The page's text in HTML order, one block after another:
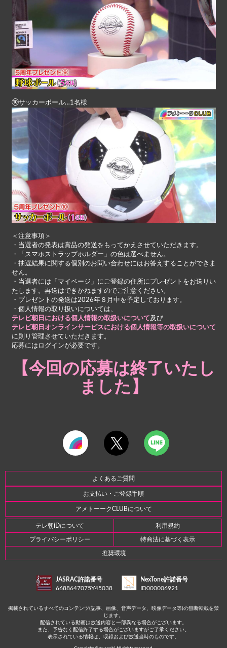
⑩サッカーボール…1名様
＜注意事項＞
・当選者の発表は賞品の発送をもってかえさせていただきます。
・「スマホストラップホルダー」の色は選べません。
・抽選結果に関する個別のお問い合わせにはお答えすることができま
せん。
・当選者には「マイページ」にご登録の住所にプレゼントをお送りい
たします。再送はできかねますのでご注意ください。
・プレゼントの発送は2026年８月中を予定しております。
・個人情報の取り扱いについては、
テレビ朝日における個人情報の取扱いについて及び
テレビ朝日オンラインサービスにおける個人情報等の取扱いについて
に則り管理させていただきます。
応募にはログインが必要です。
【今回の応募は終了いたし
ました】
よくあるご質問
お支払い・ご登録手順
アメトーークCLUBについて
テレ朝iDについて 利用規約
プライバシーポリシー 特商法に基づく表示
推奨環境
JASRAC許諾番号
6688647075Y45038
NexTone許諾番号
ID000006921
掲載されているすべてのコンテンツ(記事、画像、音声データ、映像データ等)の無断転載を禁
じます。
配信されている動画は放送内容と一部異なる場合がございます。
また、予告なく配信終了する場合がございますがご了承ください。
表示されている情報は、収録および放送当時のものです。